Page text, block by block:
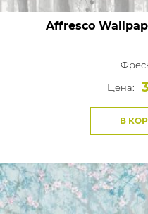
Affresco
Цена:
В